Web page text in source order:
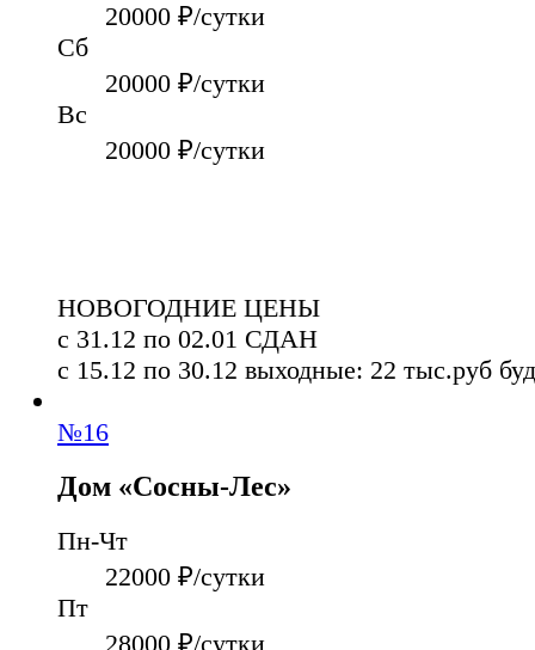
20000 ₽/сутки
Сб
20000 ₽/сутки
Вс
20000 ₽/сутки
НОВОГОДНИЕ ЦЕНЫ
с 31.12 по 02.01 СДАН
с 15.12 по 30.12 выходные: 22 тыс.руб
№16
Дом «Сосны-Лес»
Пн-Чт
22000 ₽/сутки
Пт
28000 ₽/сутки